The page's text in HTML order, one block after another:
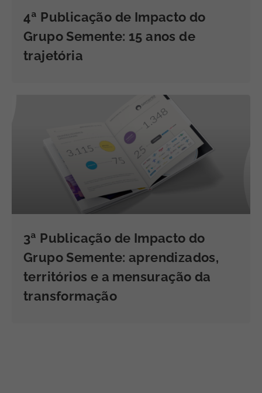
4ª Publicação de Impacto do
Grupo Semente: 15 anos de
trajetória
3ª Publicação de Impacto do
Grupo Semente: aprendizados,
territórios e a mensuração da
transformação